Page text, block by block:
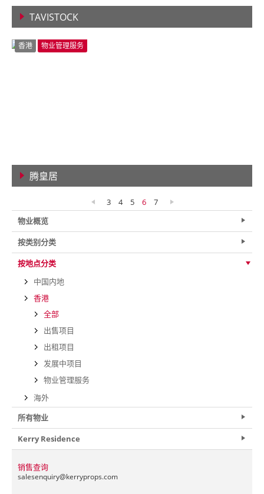
TAVISTOCK
香港 物业管理服务
腾皇居
3 4 5 6
7
物业概览
按类别分类
按地点分类
中国内地
香港
全部
出售项目
出租项目
发展中项目
物业管理服务
海外
所有物业
Kerry Residence
销售查询
salesenquiry@kerryprops.com